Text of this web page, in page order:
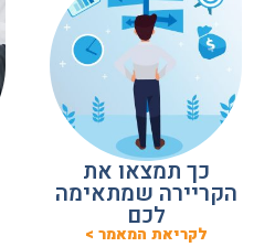
כך תמצאו את
הקריירה שמתאימה
לכם
לקריאת המאמר >